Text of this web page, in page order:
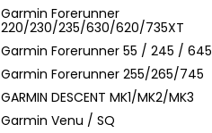
Garmin Forerunner
220/230/235/630/620/735XT
Garmin Forerunner 55 / 245 / 645
Garmin Forerunner 255/265/745
GARMIN DESCENT MK1/MK2/MK3
Garmin Venu / SQ